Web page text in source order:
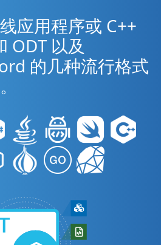
应用程序或 C++
ODT 以及
的几种流行格式